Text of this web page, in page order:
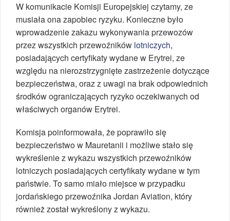
W komunikacie Komisji Europejskiej czytamy, ze
musiała ona zapobiec ryzyku. Konieczne było
wprowadzenie zakazu wykonywania przewozów
przez wszystkich przewoźników lotniczych,
posiadających certyfikaty wydane w Erytrei, ze
względu na nierozstrzygnięte zastrzeżenie dotyczące
bezpieczeństwa, oraz z uwagi na brak odpowiednich
środków ograniczających ryzyko oczekiwanych od
właściwych organów Erytrei.
Komisja poinformowała, że poprawiło się
bezpieczeństwo w Mauretanii i możliwe stało się
wykreślenie z wykazu wszystkich przewoźników
lotniczych posiadających certyfikaty wydane w tym
państwie. To samo miało miejsce w przypadku
jordańskiego przewoźnika Jordan Aviation, który
również został wykreślony z wykazu.